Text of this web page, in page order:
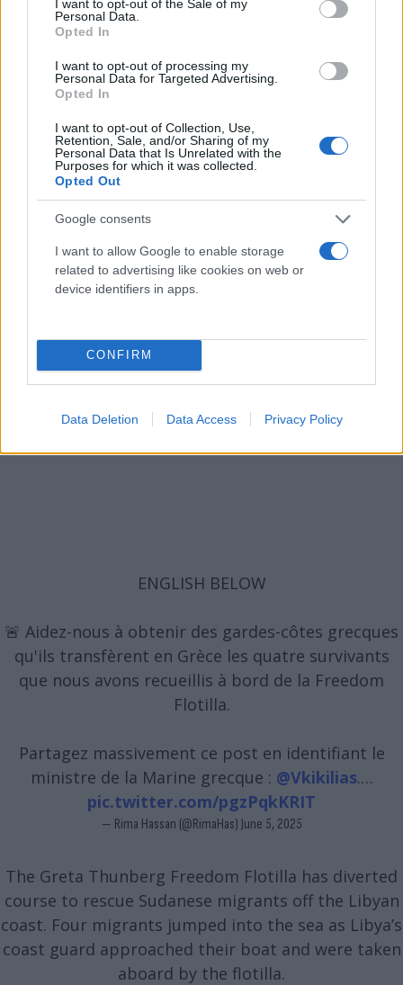
I want to opt-out of the Sale of my
Personal Data.
Opted In
I want to opt-out of processing my
Personal Data for Targeted Advertising.
Opted In
I want to opt-out of Collection, Use,
Retention, Sale, and/or Sharing of my
Personal Data that Is Unrelated with the
Purposes for which it was collected.
Opted Out
Google consents
I want to allow Google to enable storage
related to advertising like cookies on web or
device identifiers in apps.
CONFIRM
Data Deletion Data Access Privacy Policy
ENGLISH BELOW
🚨 Aidez-nous à obtenir des gardes-côtes grecques
qu'ils transfèrent en Grèce les quatre survivants
que nous avons recueillis à bord de la Freedom
Flotilla.
Partagez massivement ce post en identifiant le
ministre de la Marine grecque : @Vkikilias.…
pic.twitter.com/pgzPqkKRIT
— Rima Hassan (@RimaHas) June 5, 2025
The Greta Thunberg Freedom Flotilla has diverted
course to rescue Sudanese migrants off the Libyan
coast. Four migrants jumped into the sea as Libya’s
coast guard approached their boat and were taken
aboard by the flotilla.